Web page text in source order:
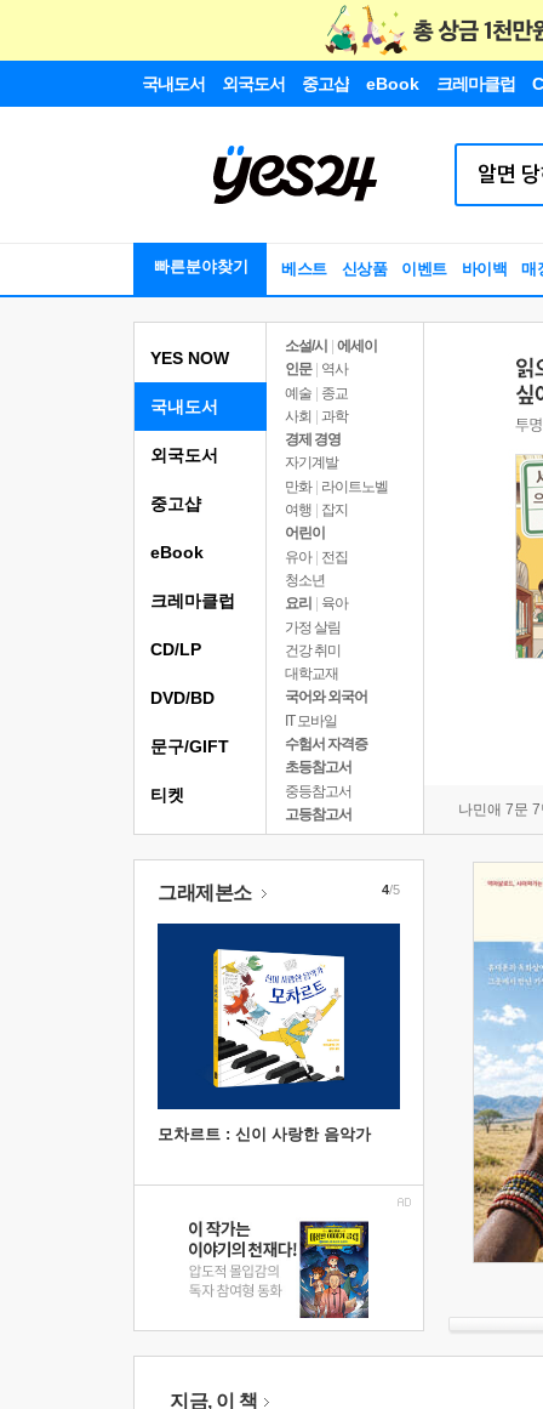
국내도서 외국도서 중고샵 eBook 크레마클럽
빠른분야찾기 베스트 신상품 이벤트 바이백 매
YES NOW
국내도서
소설/시
에세이
인문
역사
예술 | 종교
사회 | 과학
경제 경영
자기계발
만화 | 라이트노벨
여행
잡지
어린이
유아 | 전집
청소년
요리
육아
가정 살림
건강 취미
대학교재
국어와 외국어
IT 모바일
수험서 자격증
초등참고서
중등참고서
고등참고서
나민애 7문
외국도서
중고샵
eBook
크레마클럽
CD/LP
DVD/BD
문구/GIFT
티켓
그래제본소
모차르트 : 신이 사랑한 음악가
4/5
지금, 이 책